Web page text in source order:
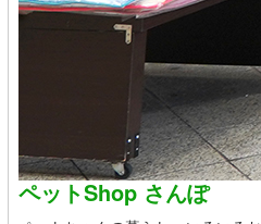
ペットShop さんぽ